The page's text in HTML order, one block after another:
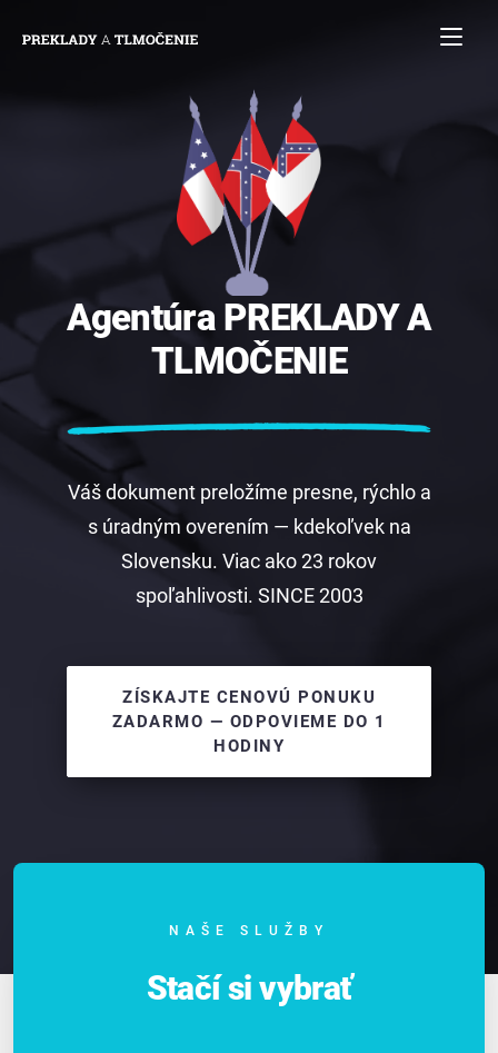
Agentúra PREKLADYA
TLMOČENIE
Váš dokument preložíme presne, rýchlo a
s úradným overením — kdekoľvek na
Slovensku. Viac ako 23 rokov
spoľahlivosti. SINCE 2003
ZÍSKAJTE CENOVÚ PONUKU
ZADARMO — ODPOVIEME DO 1
HODINY
NAŠE SLUŽBY
Stačí si vybrať